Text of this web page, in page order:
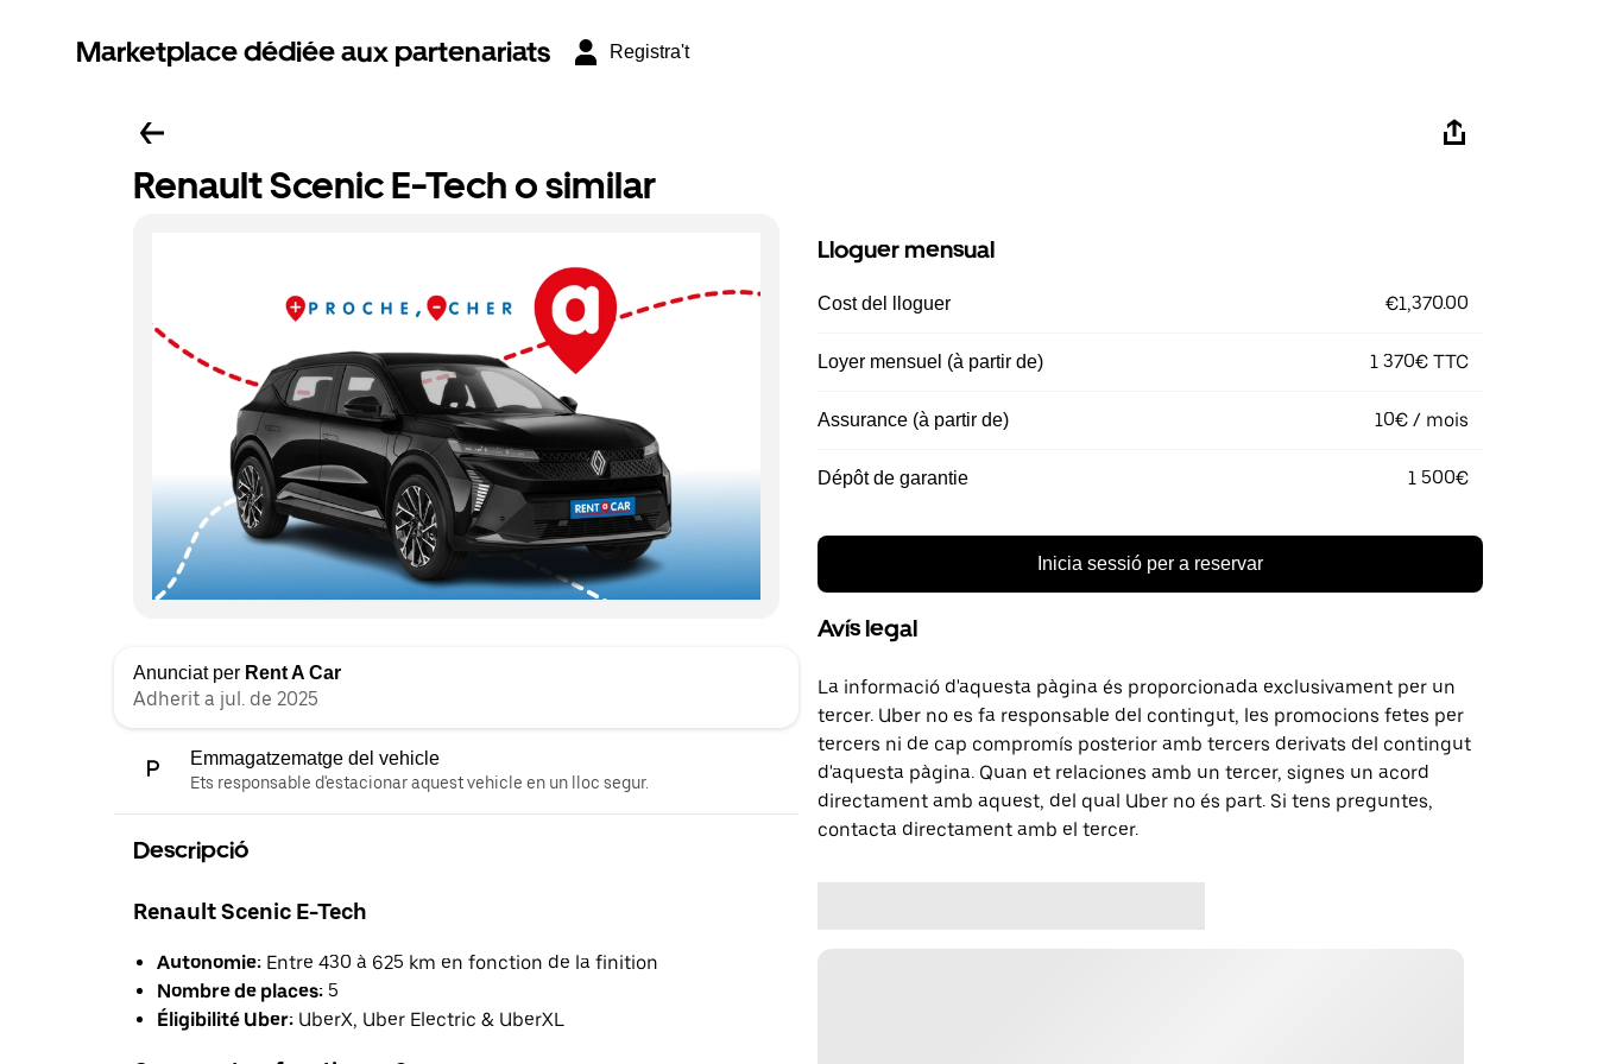
Marketplace dédiée aux partenariats Registra't
Renault Scenic E-Tech o similar
Anunciat per Rent A Car
Adherit a jul. de 2025
Emmagatzematge del vehicle
Ets responsable d'estacionar aquest vehicle en un lloc segur.
Descripció
Renault Scenic E-Tech
Autonomie: Entre 430 à 625 km en fonction de la finition
Nombre de places: 5
Éligibilité Uber: UberX, Uber Electric & UberXL
Lloguer mensual
Cost del lloguer €1,370.00
Loyer mensuel (à partir de) 1 370€ TTC
Assurance (à partir de) 10€ / mois
Dépôt de garantie 1 500€
Inicia sessió per a reservar
Avís legal
La informació d'aquesta pàgina és proporcionada exclusivament per un
tercer. Uber no es fa responsable del contingut, les promocions fetes per
tercers ni de cap compromís posterior amb tercers derivats del contingut
d'aquesta pàgina. Quan et relaciones amb un tercer, signes un acord
directament amb aquest, del qual Uber no és part. Si tens preguntes,
contacta directament amb el tercer.